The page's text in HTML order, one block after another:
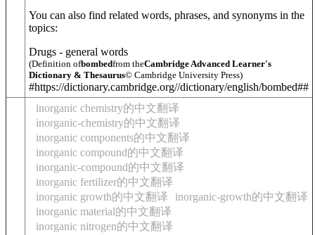
You can also find related words, phrases, and synonyms in the
topics:
Drugs - general words
(Definition ofbombedfrom theCambridge Advanced Learner's
Dictionary & Thesaurus© Cambridge University Press)
#https://dictionary.cambridge.org//dictionary/english/bombed##
inorganic chemistry的中文翻译
inorganic-chemistry的中文翻译
inorganic components的中文翻译
inorganic compound的中文翻译
inorganic-compound的中文翻译
inorganic fertilizer的中文翻译
inorganic growth的中文翻译
inorganic-growth的中文翻译
inorganic material的中文翻译
inorganic nitrogen的中文翻译